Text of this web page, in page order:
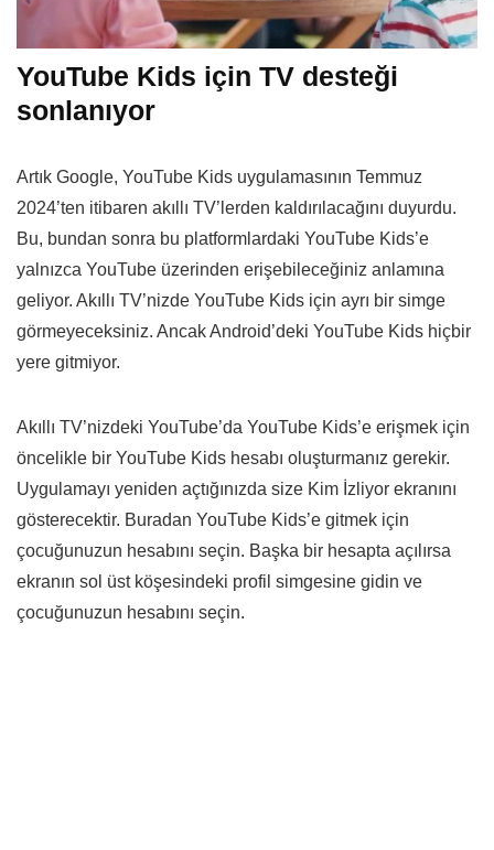
YouTube Kids için TV desteği
sonlanıyor
Artık Google, YouTube Kids uygulamasının Temmuz
2024’ten itibaren akıllı TV’lerden kaldırılacağını duyurdu.
Bu, bundan sonra bu platformlardaki YouTube Kids’e
yalnızca YouTube üzerinden erişebileceğiniz anlamına
geliyor. Akıllı TV’nizde YouTube Kids için ayrı bir simge
görmeyeceksiniz. Ancak Android’deki YouTube Kids hiçbir
yere gitmiyor.
Akıllı TV’nizdeki YouTube’da YouTube Kids’e erişmek için
öncelikle bir YouTube Kids hesabı oluşturmanız gerekir.
Uygulamayı yeniden açtığınızda size Kim İzliyor ekranını
gösterecektir. Buradan YouTube Kids’e gitmek için
çocuğunuzun hesabını seçin. Başka bir hesapta açılırsa
ekranın sol üst köşesindeki profil simgesine gidin ve
çocuğunuzun hesabını seçin.